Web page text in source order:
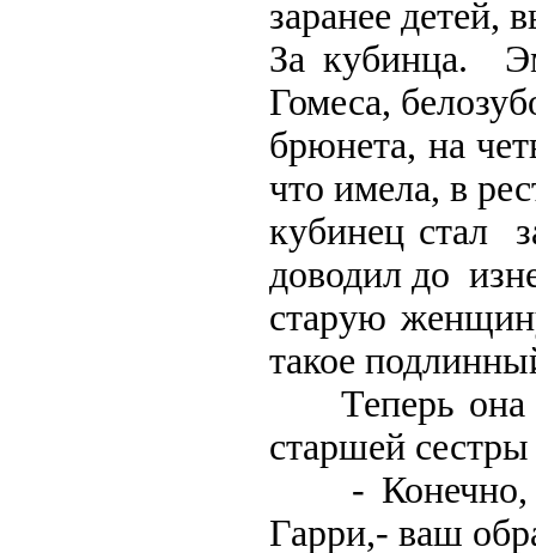
заранее детей,
За кубинца.
Гомеса,
брюнета, на
что имела, в
кубинец стал
доводил до
старую
такое
Теперь она
старшей
- Конечно,
Гарри,- ваш